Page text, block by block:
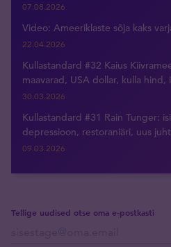
07.08.2026
Video: Ameeriklaste sõja kaks
22.04.2026
Kullastandard #32 Kaius
maavarad, USA dollar, kulla hind,
30.03.2026
Kullastandard #31 Rain Tunger:
depressioon, restoraniäri, uus
09.03.2026
Tellige uudised otse oma e-postkasti